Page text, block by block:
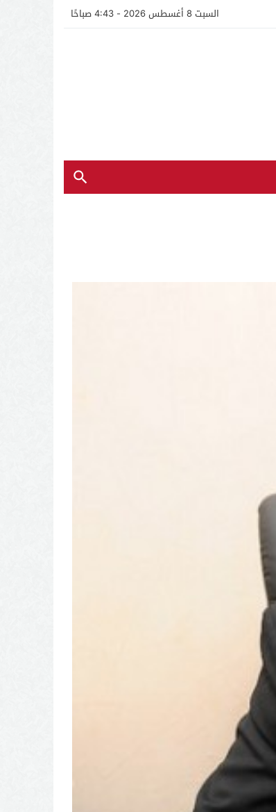
السبت 8 أغسطس 2026 - 4:43 صباحًا